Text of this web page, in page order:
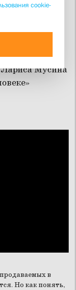
Мусина
в
Но как понять,
cookie-